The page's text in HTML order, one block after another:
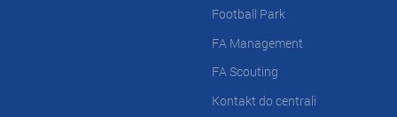
Football Park
FA Management
FA Scouting
Kontakt do centrali